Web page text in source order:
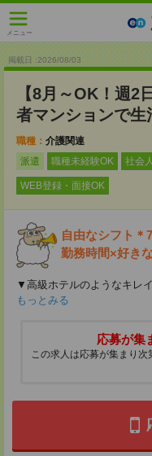
メニュー
掲載日 :2026/08/03
【8月～OK！週2
者マンションで
職種： 介護関連
派遣
職種未経験OK 社会
WEB登録・面接OK
自由なシフト＊
勤務時間×好き
▼高級ホテルのようなキレ
もっとみる
応募が集
この求人は応募が集まり